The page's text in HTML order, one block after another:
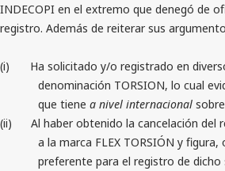
INDECOPI en el extremo que denegó de
registro. Además de reiterar sus
(i)
Ha solicitado y/o registrado en
denominación TORSION, lo cual
que tiene a nivel internacional
(ii)
Al haber obtenido la cancelación del
a la marca FLEX TORSIÓN y
preferente para el registro de dicho